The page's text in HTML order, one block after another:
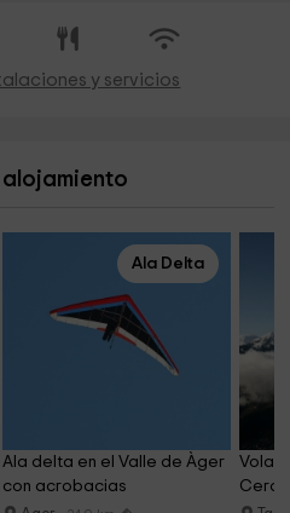
y servicios
Ala Delta
Ala delta en el Valle de Àger
con acrobacias
Volar